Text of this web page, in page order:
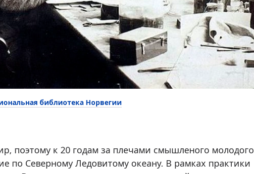
библиотека Норвегии
поэтому к 20 годам за плечами смышленого молодого
по Северному Ледовитому океану. В рамках практики